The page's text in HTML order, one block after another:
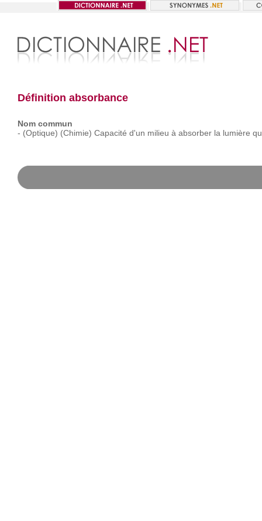
Définition absorbance
Nom commun
- (Optique) (Chimie) Capacité d'un milieu à absorber la lumière